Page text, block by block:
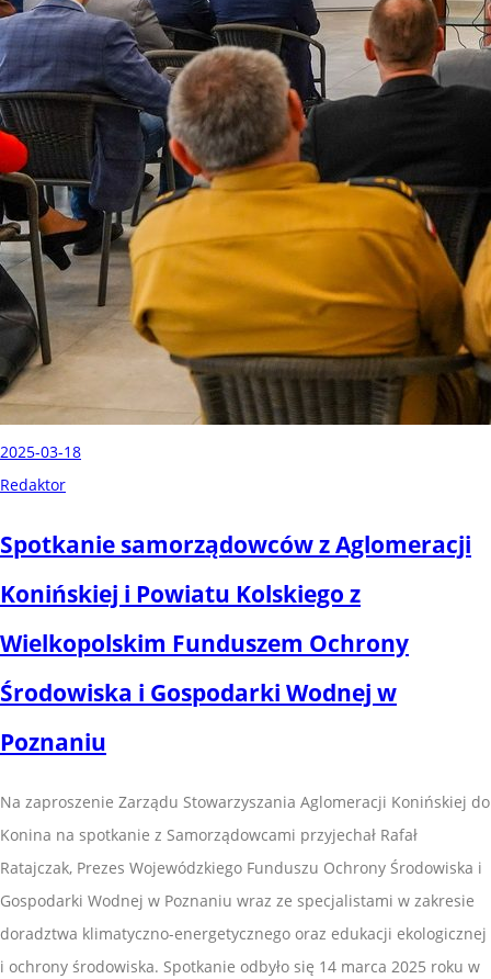
2025-03-18
Redaktor
Spotkanie samorządowców z Aglomeracji
Konińskiej i Powiatu Kolskiego z
Wielkopolskim Funduszem Ochrony
Środowiska i Gospodarki Wodnej w
Poznaniu
Na zaproszenie Zarządu Stowarzyszania Aglomeracji Konińskiej do
Konina na spotkanie z Samorządowcami przyjechał Rafał
Ratajczak, Prezes Wojewódzkiego Funduszu Ochrony Środowiska i
Gospodarki Wodnej w Poznaniu wraz ze specjalistami w zakresie
doradztwa klimatyczno-energetycznego oraz edukacji ekologicznej
i ochrony środowiska. Spotkanie odbyło się 14 marca 2025 roku w